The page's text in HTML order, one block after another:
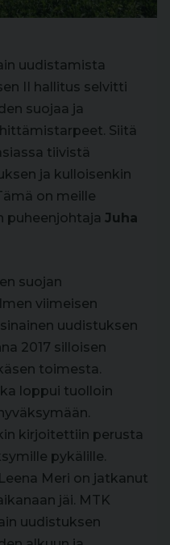
uudistamista
II hallitus selvitti
suojaa ja
Siitä
tiivistä
ja kulloisenkin
on meille
puheenjohtaja Juha
suojan
viimeisen
uudistuksen
2017 silloisen
toimesta.
loppui tuolloin
kirjoitettiin perusta
pykälille.
Meri on jatkanut
jäi. MTK
uudistuksen